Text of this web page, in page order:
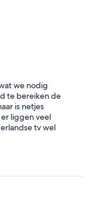
we nodig
te bereiken de
is netjes
liggen veel
tv wel
is slecht